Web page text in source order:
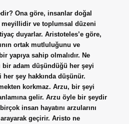
Ona göre, insanlar doğal
ve toplumsal düzeni
duyarlar. Aristoteles’e göre,
ortak mutluluğunu ve
yapıya sahip olmalıdır. Ne
bir adam düşündüğü her şeyi
şey hakkında düşünür.
korkmaz. Arzu, bir şeyi
gelir. Arzu öyle bir şeydir
insan hayatını arzularını
geçirir. Aristo ne